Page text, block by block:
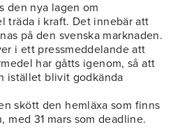
den nya lagen om
träda i kraft. Det innebär att
på den svenska marknaden.
i ett pressmeddelande att
har gåtts igenom, så att
istället blivit godkända
skött den hemläxa som finns
31 mars som deadline.